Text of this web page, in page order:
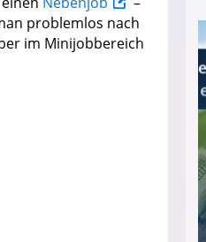
problemlos nach
im Minijobbereich